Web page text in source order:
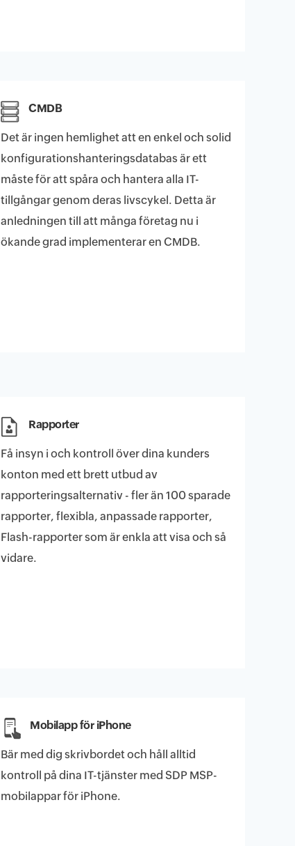
CMDB
Det är ingen hemlighet att en enkel och solid
konfigurationshanteringsdatabas är ett
måste för att spåra och hantera alla IT-
tillgångar genom deras livscykel. Detta är
anledningen till att många företag nu i
ökande grad implementerar en CMDB.
Rapporter
Få insyn i och kontroll över dina kunders
konton med ett brett utbud av
rapporteringsalternativ - fler än 100 sparade
rapporter, flexibla, anpassade rapporter,
Flash-rapporter som är enkla att visa och så
vidare.
Mobilapp för iPhone​
Bär med dig skrivbordet och håll alltid
kontroll på dina IT-tjänster med SDP MSP-
mobilappar för iPhone.